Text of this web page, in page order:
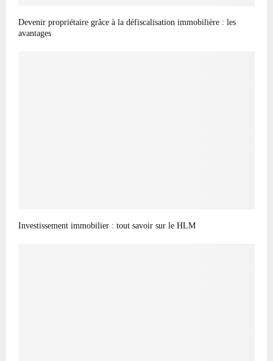
Devenir propriétaire grâce à la défiscalisation immobilière : les
avantages
Investissement immobilier : tout savoir sur le HLM